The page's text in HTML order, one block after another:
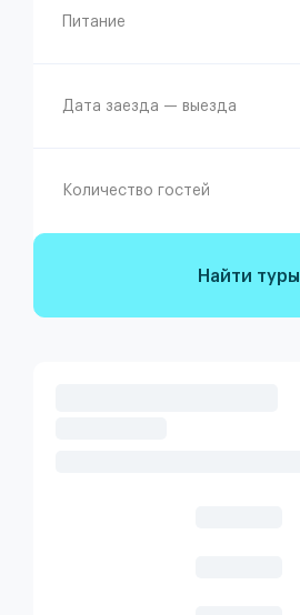
Питание
Дата заезда — выезда
Количество гостей
Найти туры